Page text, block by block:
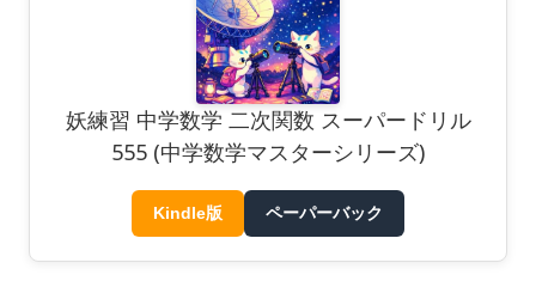
妖練習 中学数学 二次関数 スーパードリル
555 (中学数学マスターシリーズ)
Kindle版 ペーパーバック